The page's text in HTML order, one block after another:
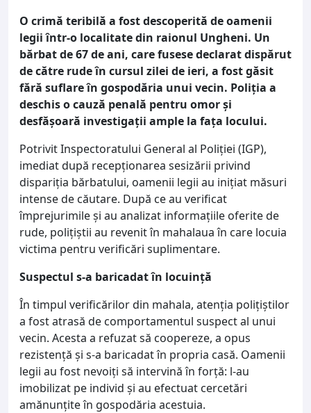
O crimă teribilă a fost descoperită de oamenii
legii într-o localitate din raionul Ungheni. Un
bărbat de 67 de ani, care fusese declarat dispărut
de către rude în cursul zilei de ieri, a fost găsit
fără suflare în gospodăria unui vecin. Poliția a
deschis o cauză penală pentru omor și
desfășoară investigații ample la fața locului.
Potrivit Inspectoratului General al Poliției (IGP),
imediat după recepționarea sesizării privind
dispariția bărbatului, oamenii legii au inițiat măsuri
intense de căutare. După ce au verificat
împrejurimile și au analizat informațiile oferite de
rude, polițiștii au revenit în mahalaua în care locuia
victima pentru verificări suplimentare.
Suspectul s-a baricadat în locuință
În timpul verificărilor din mahala, atenția polițiștilor
a fost atrasă de comportamentul suspect al unui
vecin. Acesta a refuzat să coopereze, a opus
rezistență și s-a baricadat în propria casă. Oamenii
legii au fost nevoiți să intervină în forță: l-au
imobilizat pe individ și au efectuat cercetări
amănunțite în gospodăria acestuia.